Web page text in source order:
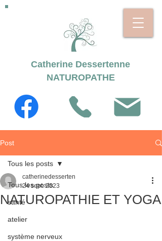
Catherine Dessertenne
NATUROPATHE
Post
Tous les posts
santé
atelier
système nerveux
Tous les posts
NATUROPATHIE ET YOGA
catherinedesserten
24 sept. 2023